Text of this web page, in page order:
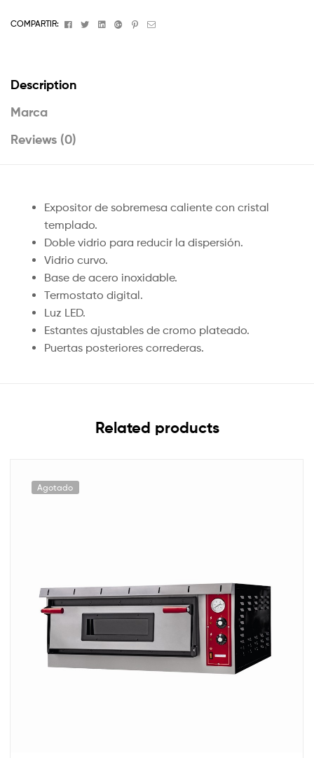
COMPARTIR: FacebookTwitterLinkedinGoogle+Pinterest
Email
Description
Marca
Reviews (0)
Expositor de sobremesa caliente con cristal
templado.
Doble vidrio para reducir la dispersión.
Vidrio curvo.
Base de acero inoxidable.
Termostato digital.
Luz LED.
Estantes ajustables de cromo plateado.
Puertas posteriores correderas.
Related products
Agotado